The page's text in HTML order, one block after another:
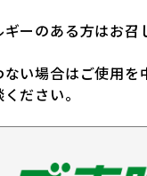
ーのある方はお召
い場合はご使用を
ださい。